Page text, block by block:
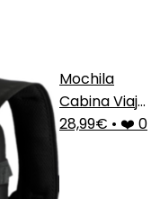
Mochila
Cabina Viaje
Negro
28,99€ • ❤️ 0